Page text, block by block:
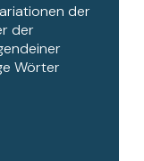
der
der
Wörter